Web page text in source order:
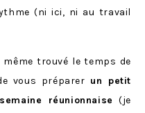
(ni ici, ni au travail
même trouvé le temps de
vous préparer un petit
réunionnaise (je